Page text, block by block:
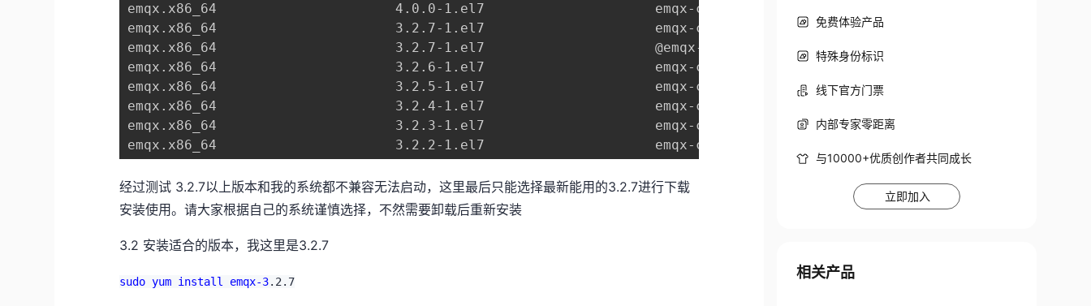
emqx.x86_64                      4.0.0-1.el7                     emqx-ce-stable
emqx.x86_64                      3.2.7-1.el7                     emqx-ce-stable
emqx.x86_64                      3.2.7-1.el7                     @emqx-ce-stable
emqx.x86_64                      3.2.6-1.el7                     emqx-ce-stable
emqx.x86_64                      3.2.5-1.el7                     emqx-ce-stable
emqx.x86_64                      3.2.4-1.el7                     emqx-ce-stable
emqx.x86_64                      3.2.3-1.el7                     emqx-ce-stable
emqx.x86_64                      3.2.2-1.el7                     emqx-ce-stable
经过测试 3.2.7以上版本和我的系统都不兼容无法启动，这里最后只能选择最新能用的3.2.7进行下载
安装使用。请大家根据自己的系统谨慎选择，不然需要卸载后重新安装
3.2 安装适合的版本，我这里是3.2.7
sudo yum install emqx-3.2 .7
免费体验产品
特殊身份标识
线下官方门票
内部专家零距离
与10000+优质创作者共同成长
立即加入
相关产品